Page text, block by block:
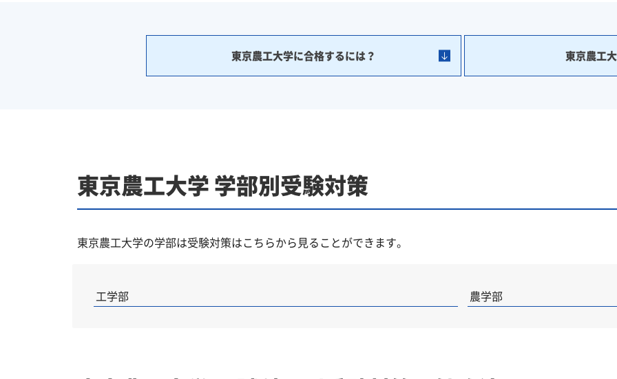
東京農工大学に合格するには？ 東京農工
東京農工大学 学部別受験対策
東京農工大学の学部は受験対策はこちらから見ることができます。
工学部 農学部